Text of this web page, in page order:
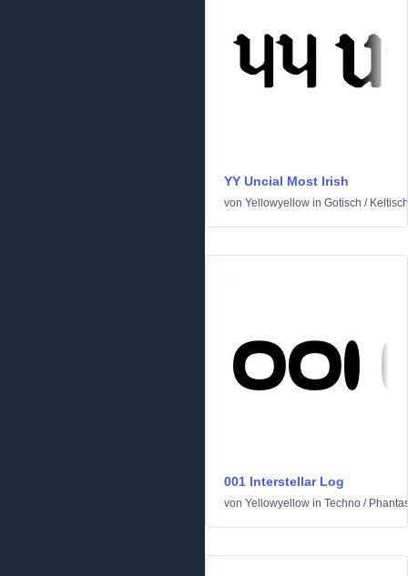
YY Uncial Most Irish
von Yellowyellow in Gotisch / Keltisch
001 Interstellar Log
von Yellowyellow in Techno /